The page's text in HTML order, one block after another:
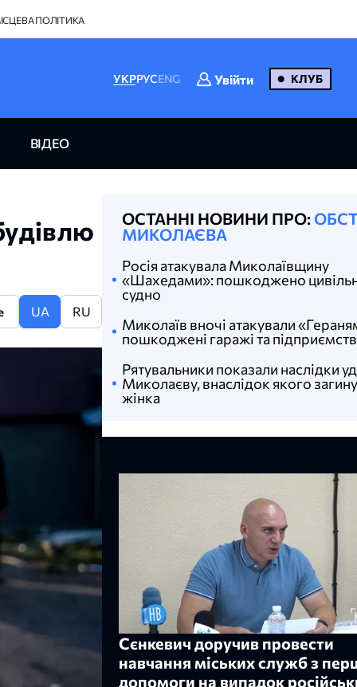
ПОЛІТИКА
УКРРУСENG Увійти КЛУБ
ВІДЕО
UA RU
ОСТАННІ НОВИНИ ПРО:
МИКОЛАЄВА
Росія атакувала Миколаївщину
«Шахедами»: пошкоджено
судно
Миколаїв вночі атакували
пошкоджені гаражі та
Рятувальники показали наслідки
Миколаєву, внаслідок якого
жінка
Сєнкевич доручив провести
навчання міських служб з
допомоги на випадок